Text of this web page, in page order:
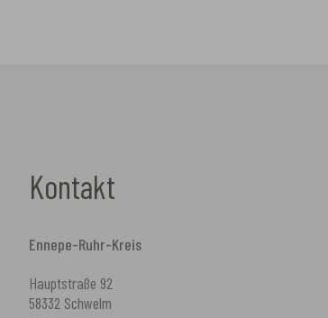
Kontakt
Ennepe-Ruhr-Kreis
Hauptstraße 92
58332 Schwelm